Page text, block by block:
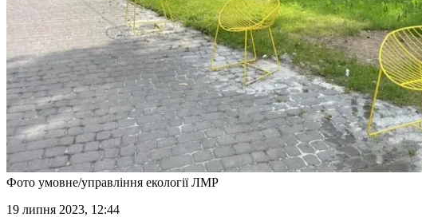
Фото умовне/управління екології ЛМР
19 липня 2023, 12:44